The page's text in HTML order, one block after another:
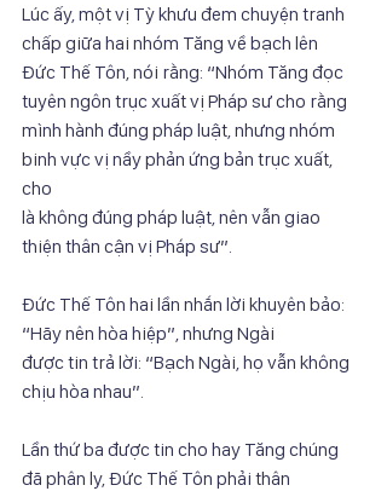
Lúc ấy, một vị Tỳ khưu đem chuyện tranh
chấp giữa hai nhóm Tăng về bạch lên
Đức Thế Tôn, nói rằng: “Nhóm Tăng đọc
tuyên ngôn trục xuất vị Pháp sư cho rằng
mình hành đúng pháp luật, nhưng nhóm
binh vực vị nầy phản ứng bản trục xuất,
cho
là không đúng pháp luật, nên vẫn giao
thiện thân cận vị Pháp sư”.
Đức Thế Tôn hai lần nhắn lời khuyên bảo:
“Hãy nên hòa hiệp”, nhưng Ngài
được tin trả lời: “Bạch Ngài, họ vẫn không
chịu hòa nhau”.
Lần thứ ba được tin cho hay Tăng chúng
đã phân ly, Đức Thế Tôn phải thân